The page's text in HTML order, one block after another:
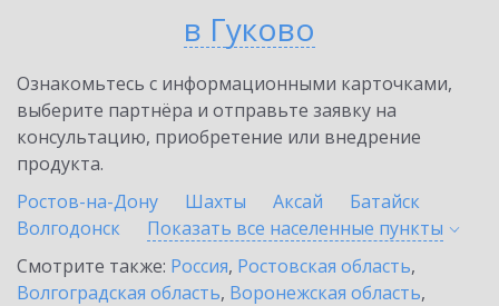
в Гуково
Ознакомьтесь с информационными карточками,
выберите партнёра и отправьте заявку на
консультацию, приобретение или внедрение
продукта.
Ростов-на-Дону
Шахты Аксай
Батайск
Волгодонск
Показать все населенные пункты
Смотрите также: Россия, Ростовская область,
Волгоградская область, Воронежская область,